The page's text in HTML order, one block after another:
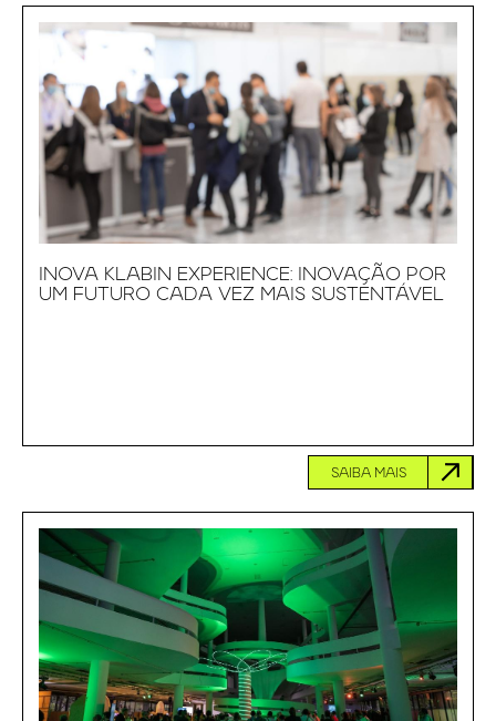
INOVA KLABIN EXPERIENCE: INOVAÇÃO POR
UM FUTURO CADA VEZ MAIS SUSTENTÁVEL
SAIBA MAIS